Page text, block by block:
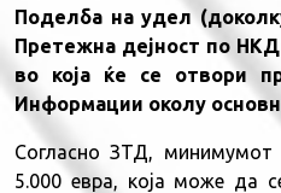
Поделба на удел
Претежна дејност по НКД
во која ќе се отвори
Информации околу
Согласно ЗТД, минимумот
5.000 евра, која може да